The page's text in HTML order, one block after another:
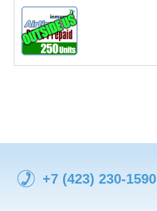
+7 (423) 230-1590